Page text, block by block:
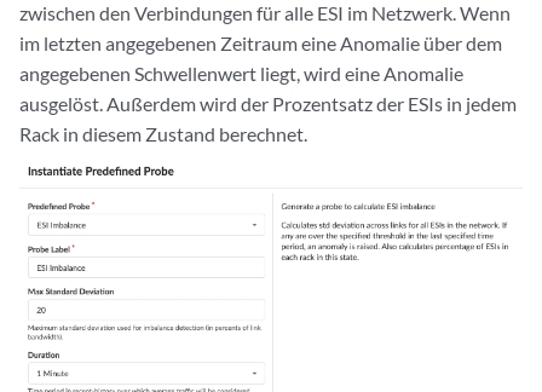
zwischen den Verbindungen für alle ESI im Netzwerk. Wenn
im letzten angegebenen Zeitraum eine Anomalie über dem
angegebenen Schwellenwert liegt, wird eine Anomalie
ausgelöst. Außerdem wird der Prozentsatz der ESIs in jedem
Rack in diesem Zustand berechnet.